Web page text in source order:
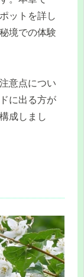
ットを詳し
境での体験
意点につい
に出る方が
成しまし